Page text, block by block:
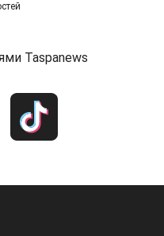
Taspanews